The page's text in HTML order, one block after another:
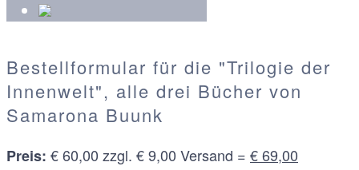
Bestellformular für die "Trilogie der
Innenwelt", alle drei Bücher von
Samarona Buunk
Preis: € 60,00 zzgl. € 9,00 Versand = € 69,00